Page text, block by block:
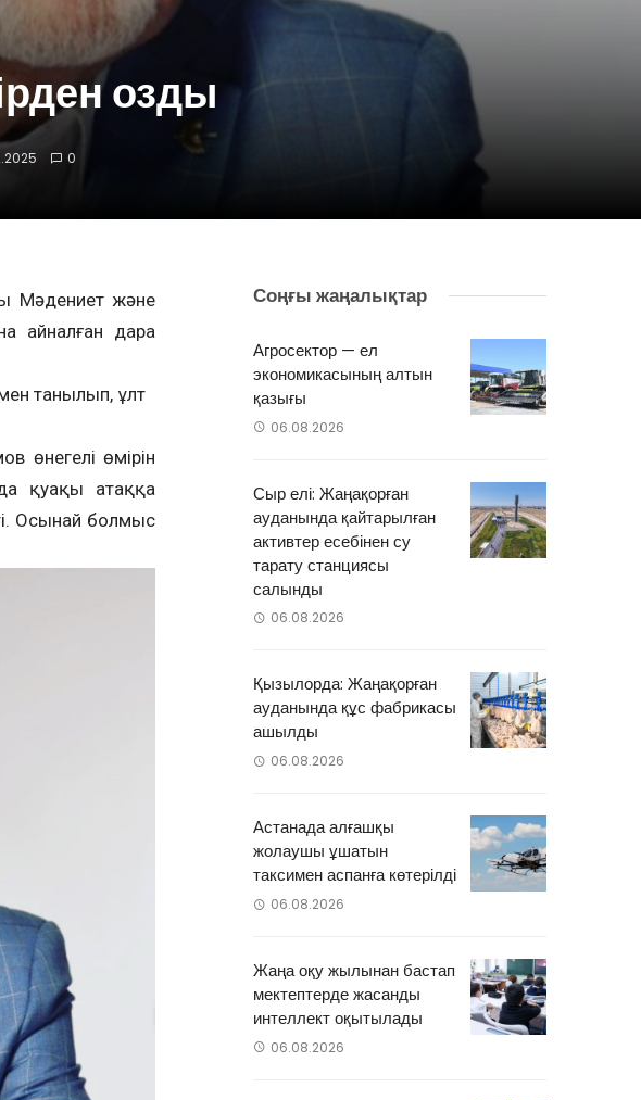
озды
0
Мәдениет және
айналған дара
танылып, ұлт
өнегелі өмірін
қуақы атаққа
Осынай болмыс
Соңғы жаңалықтар
Агросектор — ел
экономикасының алтын
қазығы
06.08.2026
Сыр елі: Жаңақорған
ауданында қайтарылған
активтер есебінен су
тарату станциясы
салынды
06.08.2026
Қызылорда: Жаңақорған
ауданында құс фабрикасы
ашылды
06.08.2026
Астанада алғашқы
жолаушы ұшатын
таксимен аспанға көтерілді
06.08.2026
Жаңа оқу жылынан бастап
мектептерде жасанды
интеллект оқытылады
06.08.2026